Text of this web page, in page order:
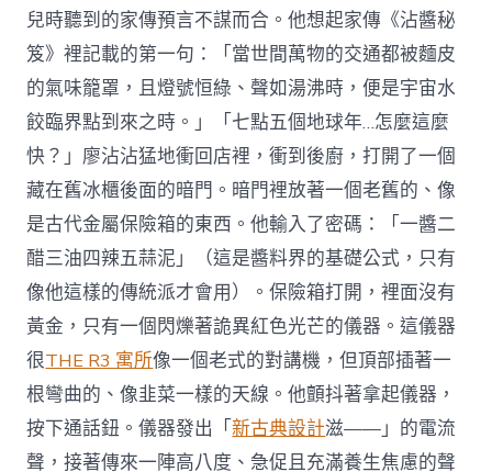
兒時聽到的家傳預言不謀而合。他想起家傳《沾醬秘
笈》裡記載的第一句：「當世間萬物的交通都被麵皮
的氣味籠罩，且燈號恒綠、聲如湯沸時，便是宇宙水
餃臨界點到來之時。」「七點五個地球年…怎麼這麼
快？」廖沾沾猛地衝回店裡，衝到後廚，打開了一個
藏在舊冰櫃後面的暗門。暗門裡放著一個老舊的、像
是古代金屬保險箱的東西。他輸入了密碼：「一醬二
醋三油四辣五蒜泥」（這是醬料界的基礎公式，只有
像他這樣的傳統派才會用）。保險箱打開，裡面沒有
黃金，只有一個閃爍著詭異紅色光芒的儀器。這儀器
很THE R3 寓所像一個老式的對講機，但頂部插著一
根彎曲的、像韭菜一樣的天線。他顫抖著拿起儀器，
按下通話鈕。儀器發出「新古典設計滋——」的電流
聲，接著傳來一陣高八度、急促且充滿養生焦慮的聲